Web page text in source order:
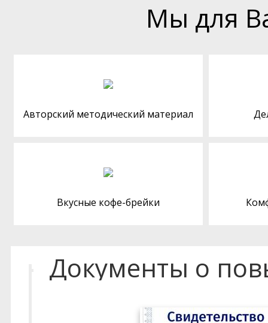
Мы для
Авторский методический материал
Вкусные кофе-брейки
Документы о